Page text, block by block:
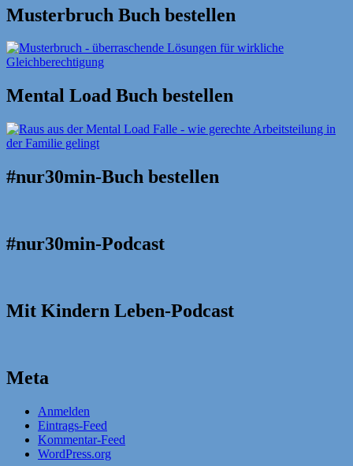
Musterbruch Buch bestellen
Mental Load Buch bestellen
#nur30min-Buch bestellen
#nur30min-Podcast
Mit Kindern Leben-Podcast
Meta
Anmelden
Eintrags-Feed
Kommentar-Feed
WordPress.org